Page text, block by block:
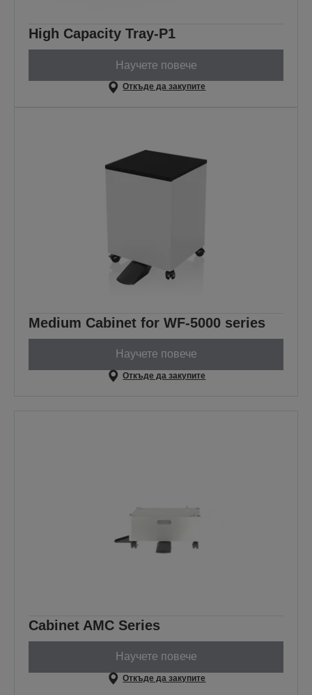
High Capacity Tray-P1
Научете повече
Откъде да закупите
Medium Cabinet for WF-5000 series
Научете повече
Откъде да закупите
Cabinet AMC Series
Научете повече
Откъде да закупите